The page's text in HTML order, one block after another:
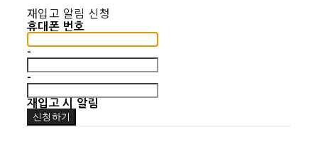
재입고 알림 신청
휴대폰 번호
-
-
재입고 시 알림
신청하기